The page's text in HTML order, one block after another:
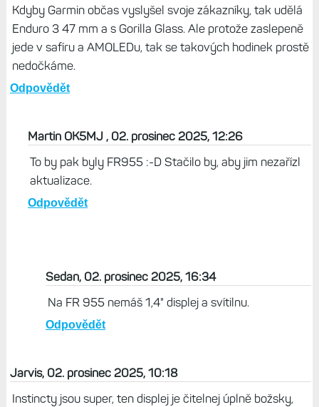
Kdyby Garmin občas vyslyšel svoje zákazníky, tak udělá
Enduro 3 47 mm a s Gorilla Glass. Ale protože zaslepeně
jede v safíru a AMOLEDu, tak se takových hodinek prostě
nedočkáme.
Odpovědět
Martin OK5MJ , 02. prosinec 2025, 12:26
To by pak byly FR955 :-D Stačilo by, aby jim nezařízl
aktualizace.
Odpovědět
Sedan, 02. prosinec 2025, 16:34
Na FR 955 nemáš 1,4" displej a svítilnu.
Odpovědět
Jarvis, 02. prosinec 2025, 10:18
Instincty jsou super, ten displej je čitelnej úplně božsky,